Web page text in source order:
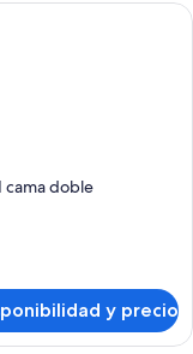
de hotel con una cama
cama doble
y precio